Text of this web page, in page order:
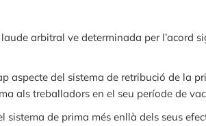
arbitral ve determinada per l’acord
aspecte del sistema de retribució de la
als treballadors en el seu període de
de prima més enllà dels seus